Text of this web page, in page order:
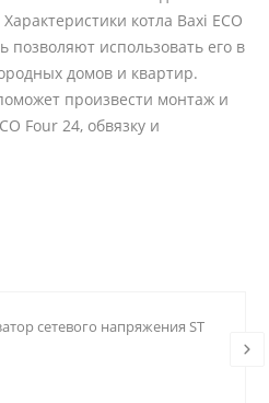
котла Baxi ECO
позволяют использовать его в
домов и квартир.
произвести монтаж и
Four 24, обвязку и
сетевого напряжения ST